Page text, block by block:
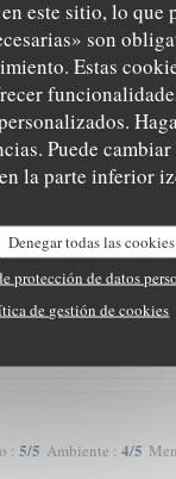
este sitio, lo
son
Estas
Puede
la parte inferior
Denegar todas las cookies
protección de datos
de gestión de cookies
:5/5 Ambiente: 5/5
!
:5/5 Ambiente:5/5
: 5/5 Ambiente : 4/5